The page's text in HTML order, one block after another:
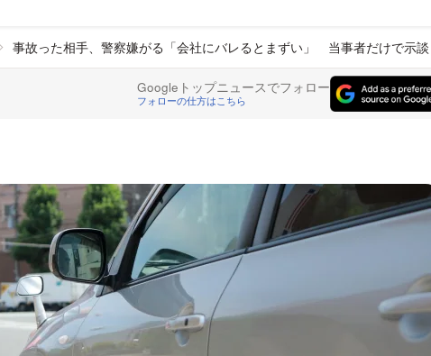
事故った相手、警察嫌がる「会社にバレるとまずい」 当事者だけで示談
Googleトップニュースでフォロー
フォローの仕方はこちら